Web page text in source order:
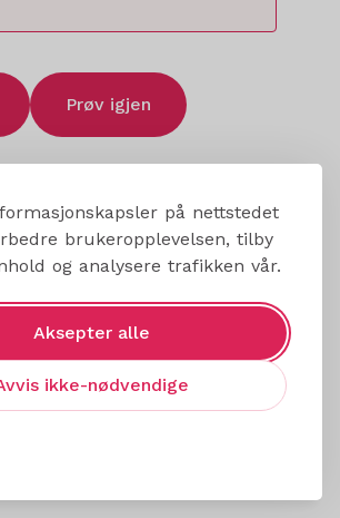
på nettstedet
brukeropplevelsen, tilby
og analysere trafikken vår.
Aksepter alle
ikke-nødvendige
Prøv igjen